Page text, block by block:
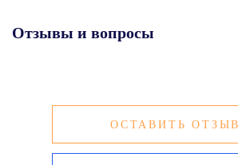
Отзывы и вопросы
ОСТАВИТЬ ОТЗЫВ